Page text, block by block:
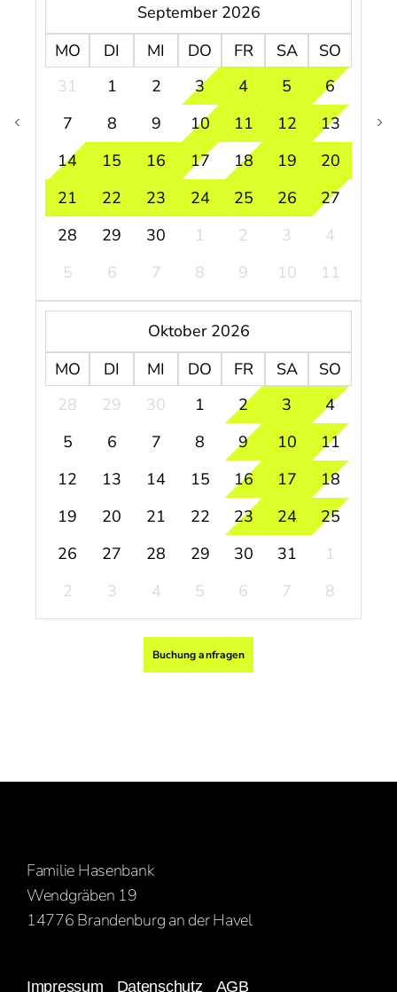
September 2026
MO
DI MI DO FR SA
SO
31
1 2 3 4 5
6
7
8 9 10 11 12
13
14
15 16 17 18 19
20
21
22 23 24 25 26
27
28
29 30 1 2 3
4
5
6 7 8 9 10 11
Oktober 2026
MO
DI MI DO FR SA
SO
28
29 30 1 2 3
4
5
6 7 8 9 10
11
12
13 14 15 16 17
18
19
20 21 22 23 24
25
26
27 28 29 30 31
1
2
3 4 5 6 7 8
Buchung anfragen
Ihre Postleitzahl, Ort
Familie Hasenbank
Wendgräben 19
14776 Brandenburg an der Havel
Impressum Datenschutz AGB